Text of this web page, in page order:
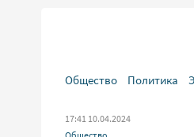
Общество Политика
17:41 10.04.2024